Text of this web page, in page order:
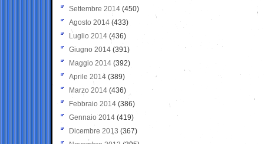
Settembre 2014 (450)
Agosto 2014 (433)
Luglio 2014 (436)
Giugno 2014 (391)
Maggio 2014 (392)
Aprile 2014 (389)
Marzo 2014 (436)
Febbraio 2014 (386)
Gennaio 2014 (419)
Dicembre 2013 (367)